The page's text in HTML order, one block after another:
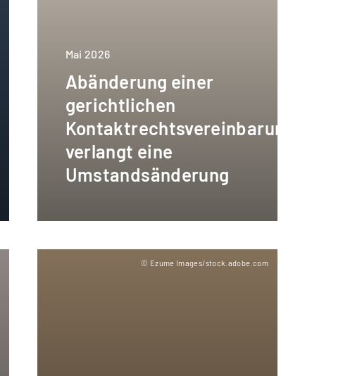
Mai 2026
Abänderung einer
gerichtlichen
Kontaktrechtsvereinbarung
verlangt eine
Umstandsänderung
© Ezume Images/stock.adobe.com